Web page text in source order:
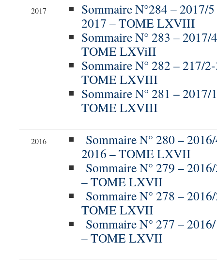
2017
Sommaire N°284 – 2017/
2017 – TOME LXVIII
Sommaire N° 283 –
TOME LXViII
Sommaire N° 282 – 217/
TOME LXVIII
Sommaire N° 281 –
TOME LXVIII
2016
Sommaire N° 280 –
2016 – TOME LXVII
Sommaire N° 279 –
– TOME LXVII
Sommaire N° 278 –
TOME LXVII
Sommaire N° 277 –
– TOME LXVII